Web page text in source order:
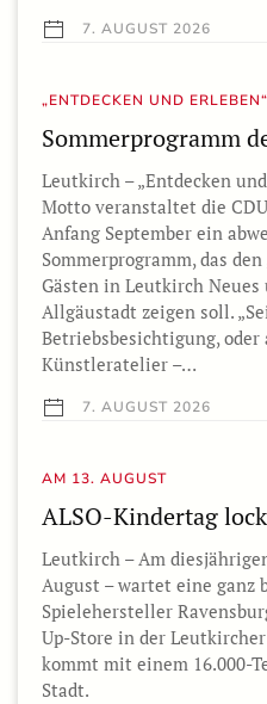
7. AUGUST 2026
„ENTDECKEN UND ERLEBEN“
Sommerprogramm
Leutkirch – „Entdecken
Motto veranstaltet die
Anfang September ein
Sommerprogramm, das
Gästen in Leutkirch
Allgäustadt zeigen soll.
Betriebsbesichtigung,
Künstleratelier –…
7. AUGUST 2026
AM 13. AUGUST
ALSO-Kindertag
Leutkirch – Am
August – wartet eine ganz
Spielehersteller
Up-Store in der
kommt mit einem 16.000-
Stadt.